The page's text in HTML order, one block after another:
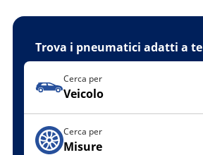
Trova i pneumatici adatti a te
Cerca per
Veicolo
Cerca per
Misure